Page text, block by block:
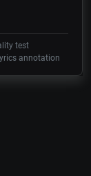
test
annotation